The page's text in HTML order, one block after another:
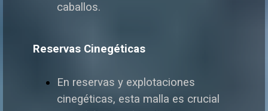
caballos.
Reservas Cinegéticas
En reservas y explotaciones
cinegéticas, esta malla es crucial